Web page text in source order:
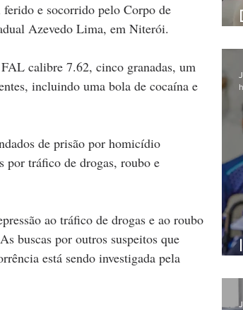
e socorrido pelo Corpo de
Azevedo Lima, em Niterói.
calibre 7.62, cinco granadas, um
incluindo uma bola de cocaína e
de prisão por homicídio
por tráfico de drogas, roubo e
ao tráfico de drogas e ao roubo
buscas por outros suspeitos que
está sendo investigada pela